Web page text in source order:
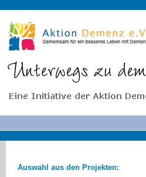
Auswahl aus den Projekten: